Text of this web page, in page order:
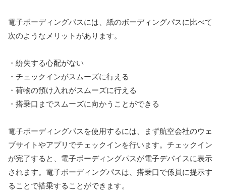
電子ボーディングパスには、紙のボーディングパスに比べて
次のようなメリットがあります。
・紛失する心配がない
・チェックインがスムーズに行える
・荷物の預け入れがスムーズに行える
・搭乗口までスムーズに向かうことができる
電子ボーディングパスを使用するには、まず航空会社のウェ
ブサイトやアプリでチェックインを行います。チェックイン
が完了すると、電子ボーディングパスが電子デバイスに表示
されます。電子ボーディングパスは、搭乗口で係員に提示す
ることで搭乗することができます。